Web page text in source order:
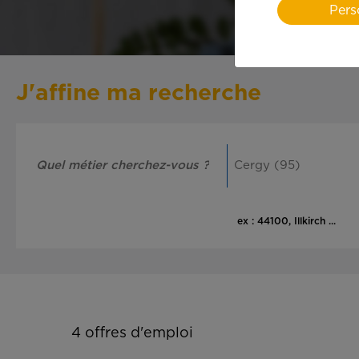
J'affine ma recherche
ex : 44100, Illkirch ...
4 offres d'emploi